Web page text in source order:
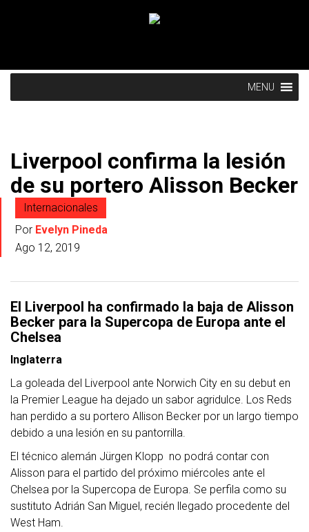
MENU
Liverpool confirma la lesión
de su portero Alisson Becker
Internacionales
Por Evelyn Pineda
Ago 12, 2019
El Liverpool ha confirmado la baja de Alisson
Becker para la Supercopa de Europa ante el
Chelsea
Inglaterra
La goleada del Liverpool ante Norwich City en su debut en
la Premier League ha dejado un sabor agridulce. Los Reds
han perdido a su portero Allison Becker por un largo tiempo
debido a una lesión en su pantorrilla.
El técnico alemán Jürgen Klopp no podrá contar con
Alisson para el partido del próximo miércoles ante el
Chelsea por la Supercopa de Europa. Se perfila como su
sustituto Adrián San Miguel, recién llegado procedente del
West Ham.